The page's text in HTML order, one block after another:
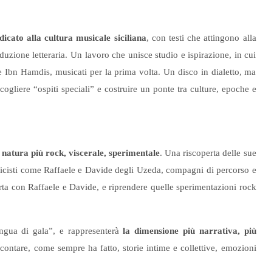
alla cultura musicale siciliana, con testi che attingono alla
letteraria. Un lavoro che unisce studio e ispirazione, in cui
Ibn Hamdis, musicati per la prima volta. Un disco in dialetto, ma
“ospiti speciali” e costruire un ponte tra culture, epoche e
più rock, viscerale, sperimentale. Una riscoperta delle sue
come Raffaele e Davide degli Uzeda, compagni di percorso e
con Raffaele e Davide, e riprendere quelle sperimentazioni rock
di gala”, e rappresenteràla dimensione più narrativa, più
come sempre ha fatto, storie intime e collettive, emozioni